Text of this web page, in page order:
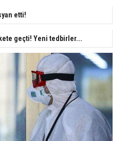
etti!
geçti! Yeni tedbirler...